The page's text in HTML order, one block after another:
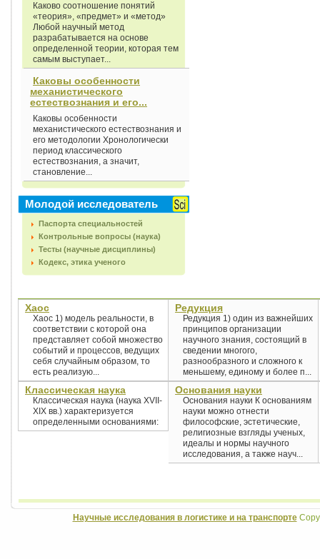
Каково соотношение понятий
«теория», «предмет» и «метод»
Любой научный метод
разрабатывается на основе
определенной теории, которая тем
самым выступает...
Каковы особенности
механистического
естествознания и его...
Каковы особенности
механистического естествознания и
его методологии Хронологически
период классического
естествознания, а значит,
становление...
Молодой исследователь
Паспорта специальностей
Контрольные вопросы (наука)
Тесты (научные дисциплины)
Кодекс, этика ученого
Хаос
Хаос 1) модель реальности, в
соответствии с которой она
представляет собой множество
событий и процессов, ведущих
себя случайным образом, то
есть реализую...
Редукция
Редукция 1) один из важнейших
принципов организации
научного знания, состоящий в
сведении многого,
разнообразного и сложного к
меньшему, единому и более п...
Классическая наука
Классическая наука (наука XVII-
XIX вв.) характеризуется
определенными основаниями:
Основания науки
Основания науки К основаниям
науки можно отнести
философские, эстетические,
религиозные взгляды ученых,
идеалы и нормы научного
исследования, а также науч...
Научные исследования в логистике и на транспорте